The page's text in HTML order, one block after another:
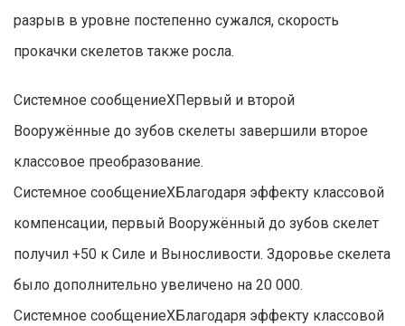
разрыв в уровне постепенно сужался, скорость
прокачки скелетов также росла.
Системное сообщениеXПервый и второй
Вооружённые до зубов скелеты завершили второе
классовое преобразование.
Системное сообщениеXБлагодаря эффекту классовой
компенсации, первый Вооружённый до зубов скелет
получил +50 к Силе и Выносливости. Здоровье скелета
было дополнительно увеличено на 20 000.
Системное сообщениеXБлагодаря эффекту классовой